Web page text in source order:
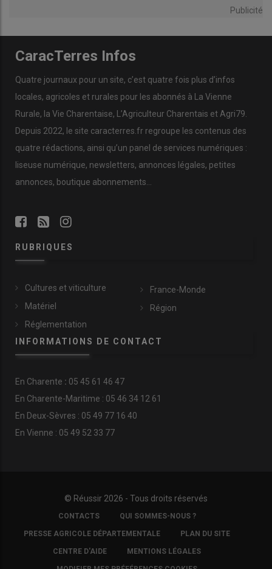
Publicité
CaracTerres Infos
Quatre journaux pour un site, c’est quatre fois plus d’infos
locales, agricoles et rurales pour les abonnés à La Vienne
Rurale, la Vie Charentaise, L’Agriculteur Charentais et Agri79.
Depuis 2022, le site caracterres.fr regroupe les contenus des
quatre rédactions, ainsi qu’un panel de services numériques :
liseuse numérique, newsletters, annonces légales, petites
annonces, boutique abonnements…
RUBRIQUES
Cultures et viticulture
Matériel
Réglementation
France-Monde
Région
INFORMATIONS DE CONTACT
En Charente : 05 45 61 46 47
En Charente-Maritime : 05 46 34 12 61
En Deux-Sèvres : 05 49 77 16 40
En Vienne : 05 49 52 33 77
© Réussir 2026 - Tous droits réservés
COPYRIGHTCONTACTS QUI SOMMES-NOUS ?
PRESSE AGRICOLE DÉPARTEMENTALE PLAN DU SITE
CENTRE D'AIDE MENTIONS LÉGALES